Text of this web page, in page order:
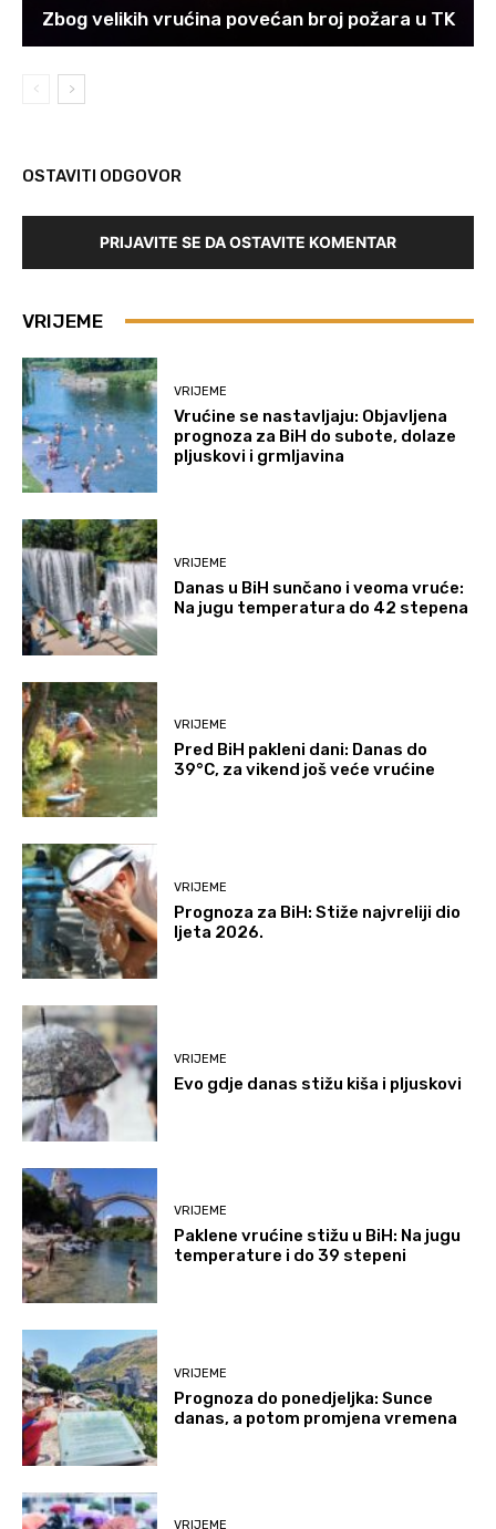
Zbog velikih vrućina povećan broj požara u TK
OSTAVITI ODGOVOR
PRIJAVITE SE DA OSTAVITE KOMENTAR
VRIJEME
VRIJEME
Vrućine se nastavljaju: Objavljena
prognoza za BiH do subote, dolaze
pljuskovi i grmljavina
VRIJEME
Danas u BiH sunčano i veoma vruće:
Na jugu temperatura do 42 stepena
VRIJEME
Pred BiH pakleni dani: Danas do
39°C, za vikend još veće vrućine
VRIJEME
Prognoza za BiH: Stiže najvreliji dio
ljeta 2026.
VRIJEME
Evo gdje danas stižu kiša i pljuskovi
VRIJEME
Paklene vrućine stižu u BiH: Na jugu
temperature i do 39 stepeni
VRIJEME
Prognoza do ponedjeljka: Sunce
danas, a potom promjena vremena
VRIJEME